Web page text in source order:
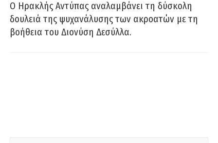
Ο Ηρακλής Αντύπας αναλαμβάνει τη δύσκολη
δουλειά της ψυχανάλυσης των ακροατών με τη
βοήθεια του Διονύση Δεσύλλα.